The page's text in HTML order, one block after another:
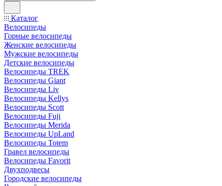
Каталог
Велосипеды
Горные велосипеды
Женские велосипеды
Мужские велосипеды
Детские велосипеды
Велосипеды TREK
Велосипеды Giant
Велосипеды Liv
Велосипеды Kellys
Велосипеды Scott
Велосипеды Fuji
Велосипеды Merida
Велосипеды UpLand
Велосипеды Totem
Гравел велосипеды
Велосипеды Favorit
Двухподвесы
Городские велосипеды